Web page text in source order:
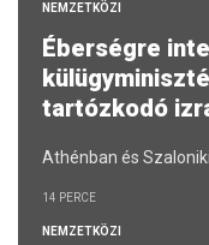
NEMZETKÖZI
Éberségre
tartózkodó
Athénban és
14 PERCE
NEMZETKÖZI